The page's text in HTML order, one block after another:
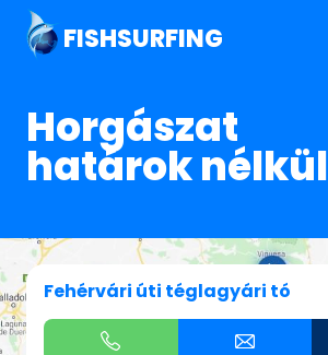
FISHSURFING
Horgászat
határok nélkül
Fehérvári úti téglagyári tó